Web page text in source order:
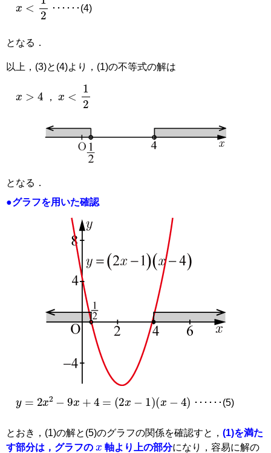
x <1 2 ･･････(4)
となる．
以上，(3)と(4)より，(1)の不等式の解は
， x <1 2
となる．
●グラフを用いた確認
2x 2 9x 4 2x x− 4 ･･････(5)
とおき，(1)の解と(5)のグラフの関係を確認すと， (1)を満た
す部分は，グラフの
x
軸より上の部分になり，容易に解の